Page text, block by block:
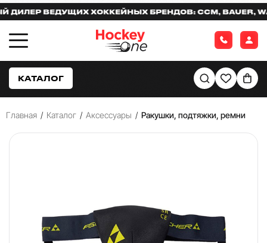
ВЕДУЩИХ ХОККЕЙНЫХ БРЕНДОВ: CCM, BAUER,
КАТАЛОГ
Главная / Каталог / Аксессуары / Ракушки, подтяжки, ремни